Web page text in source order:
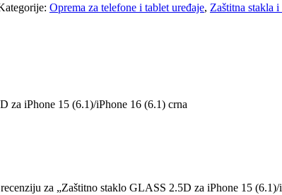
Oprema za telefone i tablet uređaje, Zaštitna stakla
za iPhone 15 (6.1)/iPhone 16 (6.1) crna
za „Zaštitno staklo GLASS 2.5D za iPhone 15 (6.1)/